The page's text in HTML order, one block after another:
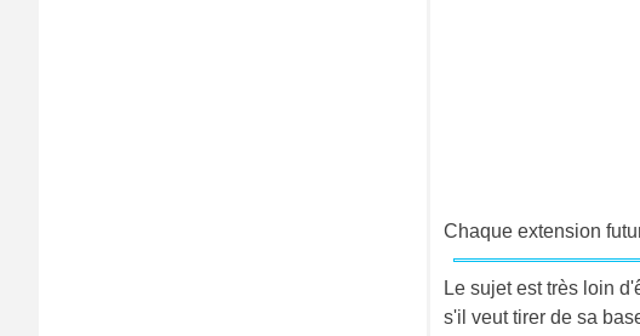
Chaque extension
Le sujet est très loin
s'il veut tirer de sa